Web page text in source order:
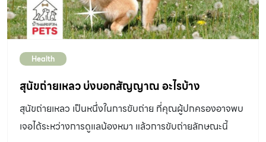
ข้าวโพดได้ไม่ดีเท่าที่ควร เพราะธรรมชาติของแมวกินเนื้อสัตว์
เป็นหลัก สำหรับข้าวโพด ที่เราพบว่าเป็นส่วนผสมในอาหาร
อาหารที่จำเป็น และเป็นประโยชน์ต่อสุขภาพของน้องแมว ซึ่งได้
ผ่านการคำนวนมาอย่างดีแล้วว่า มีปริมาณที่เหมาะสมกับ
ระบบทางเดินอาหารของน้องแมว นั่นหมายความว่า ถึงแม้เรา
จะเพลิดเพลินรสหวานจากข้าวโพดมากเพียงใดก็ตาม ก็ไม่ควร
แบ่งข้าวโพดให้น้องแมวกินมากจนเกินไป เพราะอาจไปรบกวน
Health
สุนัขถ่ายเหลว บ่งบอกสัญญาณ อะไรบ้าง
สุนัขถ่ายเหลว เป็นหนึ่งในการขับถ่าย ที่คุณผู้ปกครองอาจพบ
เจอได้ระหว่างการดูแลน้องหมา แล้วการขับถ่ายลักษณะนี้